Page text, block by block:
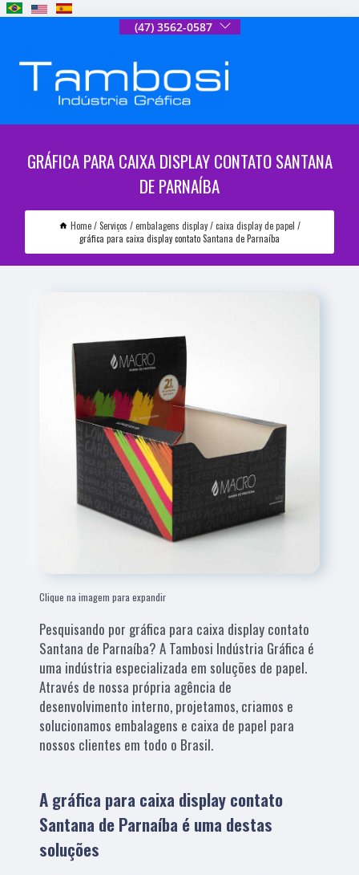
(47) 3562-0587
GRÁFICA PARA CAIXA DISPLAY CONTATO SANTANA
DE PARNAÍBA
Home Serviços embalagens display
caixa display de papel
gráfica para caixa display contato Santana de Parnaíba
Clique na imagem para expandir
Pesquisando por gráfica para caixa display contato
Santana de Parnaíba? A Tambosi Indústria Gráfica é
uma indústria especializada em soluções de papel.
Através de nossa própria agência de
desenvolvimento interno, projetamos, criamos e
solucionamos embalagens e caixa de papel para
nossos clientes em todo o Brasil.
A gráfica para caixa display contato
Santana de Parnaíba é uma destas
soluções